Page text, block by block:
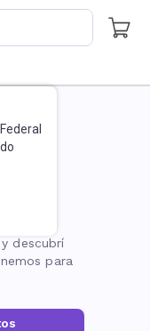
descubrí
para